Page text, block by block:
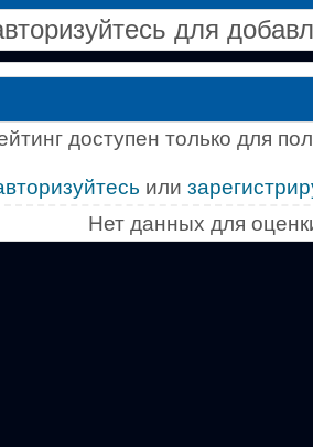
для
доступен только для
или
Нет данных для